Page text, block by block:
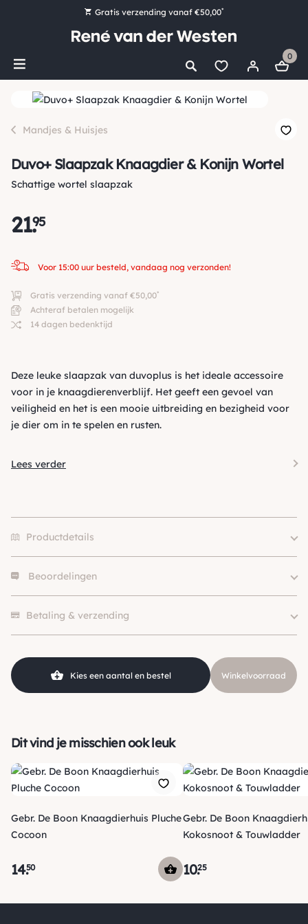
Gratis verzending vanaf €50,00*
Bestel nu, betaal later met Klarna
Ruim 16.000 artikelen op voorraad
0
Mandjes & Huisjes
Duvo+ Slaapzak Knaagdier & Konijn Wortel
Schattige wortel slaapzak
21.
95
Voor 15:00 uur besteld, vandaag nog verzonden!
Gratis verzending vanaf €50,00*
Achteraf betalen mogelijk
14 dagen bedenktijd
Deze leuke slaapzak van duvoplus is het ideale accessoire
voor in je knaagdierenverblijf. Het geeft een gevoel van
veiligheid en het is een mooie uitbreiding en bezigheid voor
je dier om in te spelen en rusten.
Lees verder
Productdetails
Merk
Kleur
Oranje / Cognac
SKU
Beoordelingen
Betaling & verzending
Verzending
Kies een aantal en bestel Winkelvoorraad
Dit vind je misschien ook leuk
Gebr. De Boon Knaagdierhuis Pluche
Cocoon
14.50
Gebr. De Boon
Kokosnoot & Touwladder
10.25